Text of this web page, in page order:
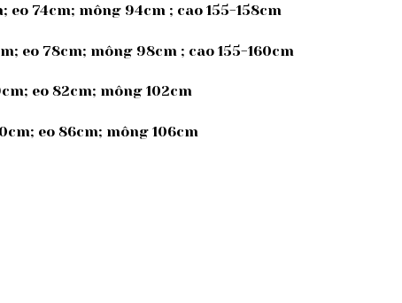
eo 74cm; mông 94cm ; cao 155-158cm
eo 78cm; mông 98cm ; cao 155-160cm
eo 82cm; mông 102cm
eo 86cm; mông 106cm